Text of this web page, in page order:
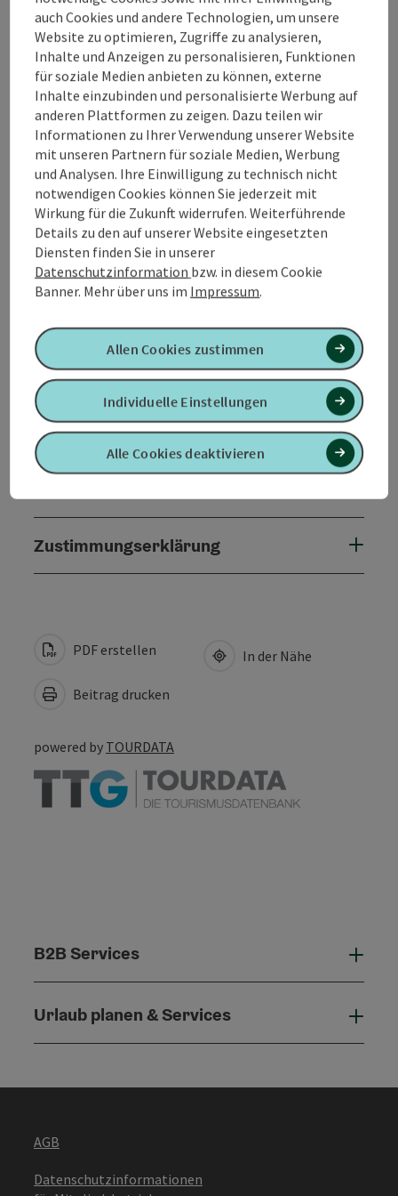
sind eingezeichnet aber nicht markiert.
L3 XBIONIC RUNDE - leichtMarkierung: violettLänge:
3,0 km Gesamtanstieg: 90 hmBei knappem Zeitbudget
und für einen kurzen Morgenlauf ist die violette X-
Bionic Runde bestens geeignet. Mit einem leichten
Anstieg auf Naturuntergrund, teilweise durch
Waldgebiet, geht es zur Heimkehrerkapelle, von dort
nach Flörplain und sanft bergab zurück zum
Ausgangspunkt.
Tour und Routeninformationen
Anreise/Lage
Eignung
Barrierefreiheit
Zustimmungserklärung
PDF erstellen
Beitrag drucken
In der Nähe
powered by TOURDATA
B2B Services
Urlaub planen & Services
AGB
Datenschutzinformationen
auch Cookies und andere Technologien, um unsere
Website zu optimieren, Zugriffe zu analysieren,
Inhalte und Anzeigen zu personalisieren, Funktionen
für soziale Medien anbieten zu können, externe
Inhalte einzubinden und personalisierte Werbung auf
anderen Plattformen zu zeigen. Dazu teilen wir
Informationen zu Ihrer Verwendung unserer Website
mit unseren Partnern für soziale Medien, Werbung
und Analysen. Ihre Einwilligung zu technisch nicht
notwendigen Cookies können Sie jederzeit mit
Wirkung für die Zukunft widerrufen. Weiterführende
Details zu den auf unserer Website eingesetzten
Diensten finden Sie in unserer
Datenschutzinformation bzw. in diesem Cookie
Banner. Mehr über uns im Impressum.
Alle Cookies deaktivieren
Individuelle Einstellungen
Allen Cookies zustimmen